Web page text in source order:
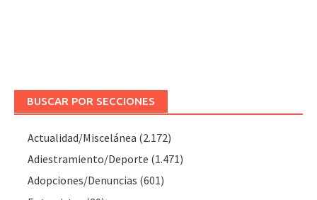
BUSCAR POR SECCIONES
Actualidad/Miscelánea (2.172)
Adiestramiento/Deporte (1.471)
Adopciones/Denuncias (601)